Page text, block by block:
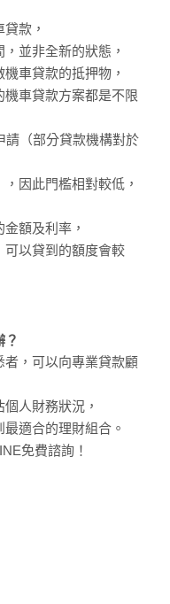
款，
並非全新的狀態，
車貸款的抵押物，
車貸款方案都是不限
請（部分貸款機構對於
因此門檻相對較低，
額及利率，
可以貸到的額度會較
？
者，可以向專業貸款顧
人財務狀況，
適合的理財組合。
免費諮詢！